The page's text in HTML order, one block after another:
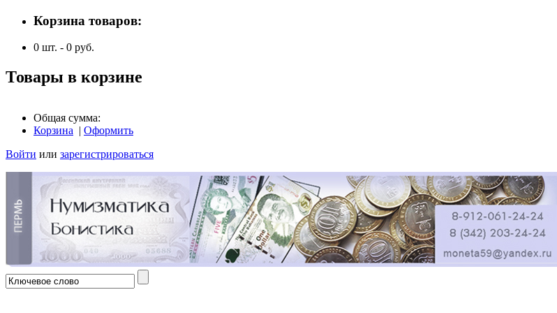
Корзина товаров:
0 шт. - 0 руб.
Товары в корзине
Общая сумма:
Корзина | Оформить
Войти или зарегистрироваться